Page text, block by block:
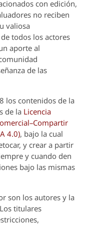
con edición,
no reciben
valiosa
todos los actores
aporte al
de las
los contenidos de la
de la Licencia
4.0), bajo la cual
y crear a partir
y cuando den
bajo las mismas
son los autores y la
Los titulares